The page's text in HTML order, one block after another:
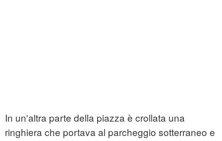
In un'altra parte della piazza è crollata una
ringhiera che portava al parcheggio sotterraneo e